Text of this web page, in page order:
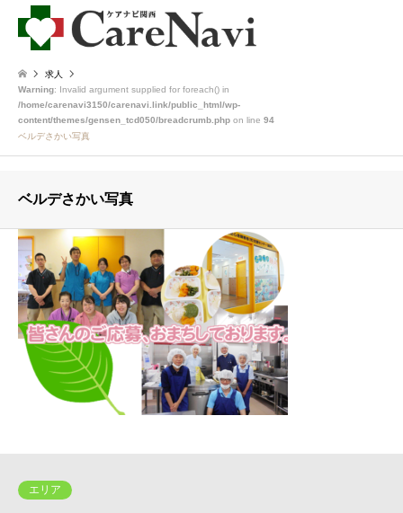
求人
Warning: Invalid argument supplied for foreach() in
/home/carenavi3150/carenavi.link/public_html/wp-
content/themes/gensen_tcd050/breadcrumb.php on line 94
ベルデさかい写真
ベルデさかい写真
エリア